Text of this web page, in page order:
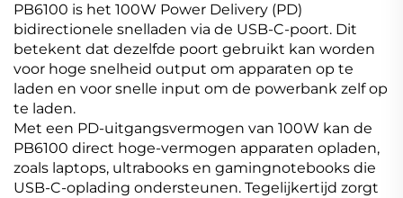
PB6100 is het 100W Power Delivery (PD)
bidirectionele snelladen via de USB-C-poort. Dit
betekent dat dezelfde poort gebruikt kan worden
voor hoge snelheid output om apparaten op te
laden en voor snelle input om de powerbank zelf op
te laden.
Met een PD-uitgangsvermogen van 100W kan de
PB6100 direct hoge-vermogen apparaten opladen,
zoals laptops, ultrabooks en gamingnotebooks die
USB-C-oplading ondersteunen. Tegelijkertijd zorgt